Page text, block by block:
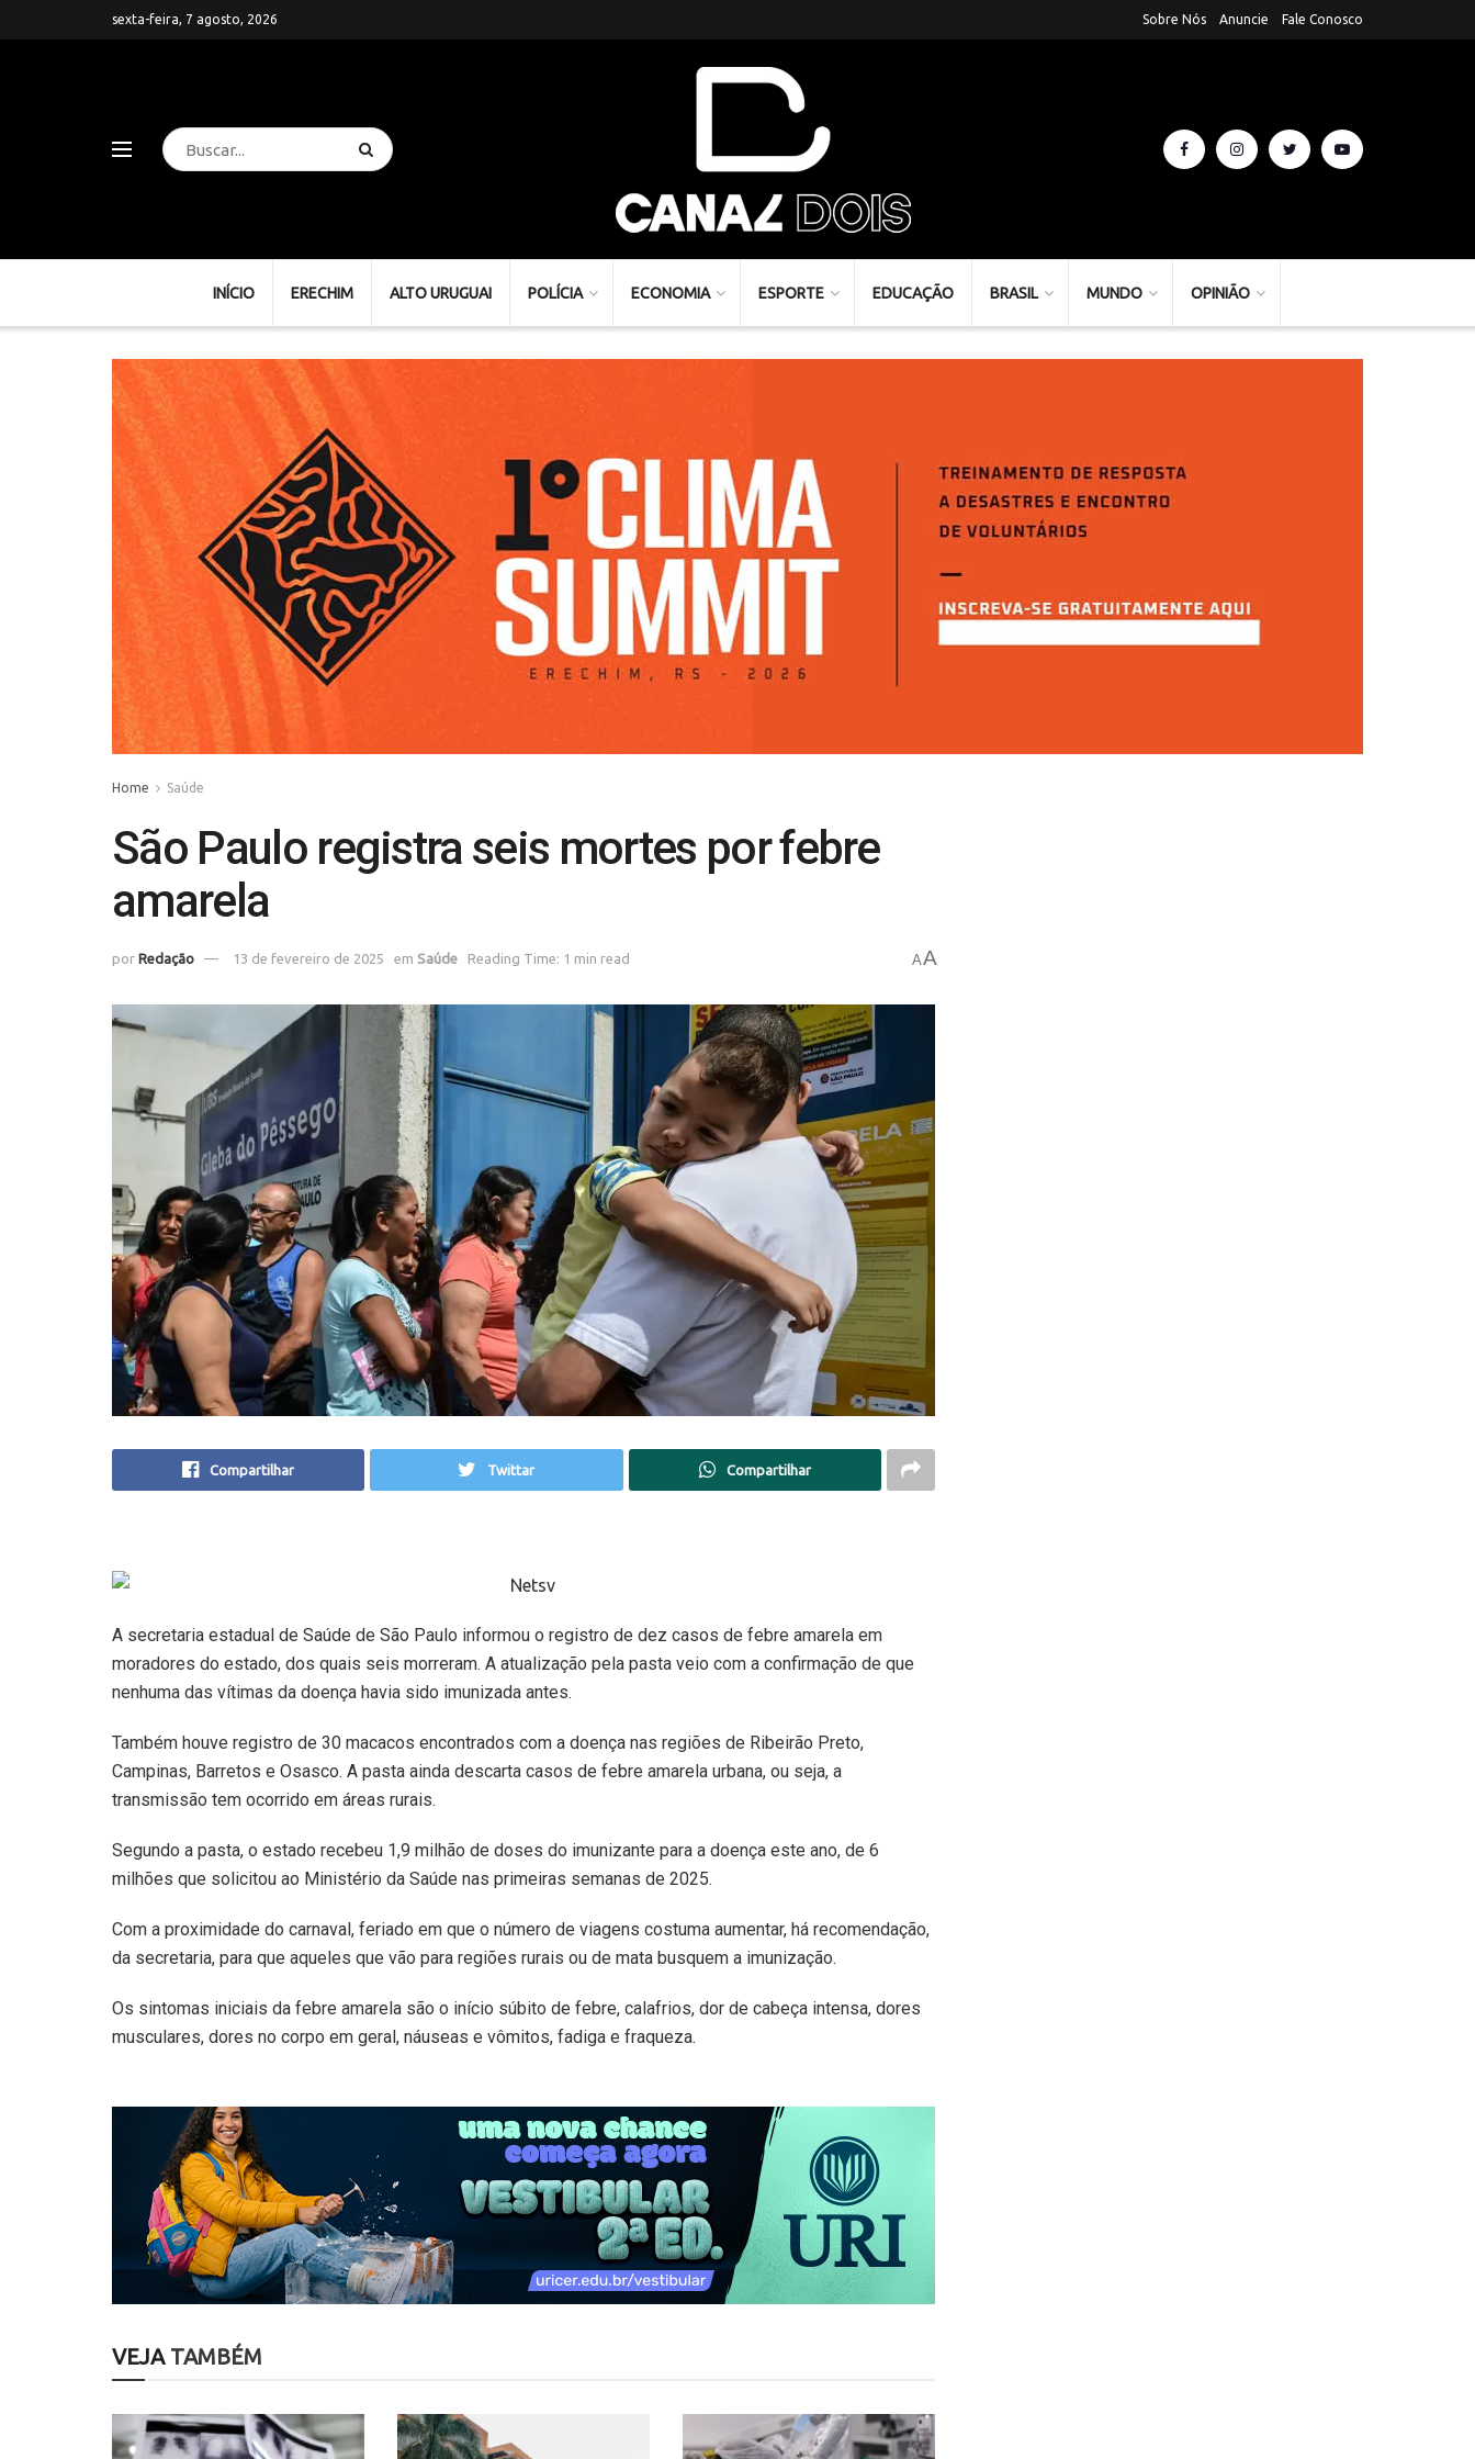
sexta-feira, 7 agosto, 2026 Sobre Nós Anuncie Fale Conosco
INÍCIO ERECHIM ALTO URUGUAI POLÍCIA ECONOMIA ESPORTE EDUCAÇÃO BRASIL MUNDO OPINIÃO
Home Saúde
São Paulo registra seis mortes por febre
amarela
por Redação 13 de fevereiro de 2025 em Saúde Reading Time: 1 min read AA
Compartilhar Twittar Compartilhar
A secretaria estadual de Saúde de São Paulo informou o registro de dez casos de febre amarela em
moradores do estado, dos quais seis morreram. A atualização pela pasta veio com a confirmação de que
nenhuma das vítimas da doença havia sido imunizada antes.
Também houve registro de 30 macacos encontrados com a doença nas regiões de Ribeirão Preto,
Campinas, Barretos e Osasco. A pasta ainda descarta casos de febre amarela urbana, ou seja, a
transmissão tem ocorrido em áreas rurais.
Segundo a pasta, o estado recebeu 1,9 milhão de doses do imunizante para a doença este ano, de 6
milhões que solicitou ao Ministério da Saúde nas primeiras semanas de 2025.
Com a proximidade do carnaval, feriado em que o número de viagens costuma aumentar, há recomendação,
da secretaria, para que aqueles que vão para regiões rurais ou de mata busquem a imunização.
Os sintomas iniciais da febre amarela são o início súbito de febre, calafrios, dor de cabeça intensa, dores
musculares, dores no corpo em geral, náuseas e vômitos, fadiga e fraqueza.
VEJATAMBÉM